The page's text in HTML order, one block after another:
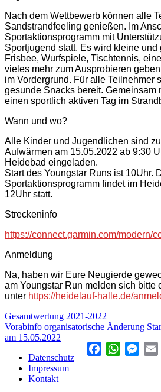
Nach dem Wettbewerb können alle
Sandstrandfeeling genießen. Im
Sportaktionsprogramm mit
Sportjugend statt. Es wird kleine
Frisbee, Wurfspiele, Tischtennis,
vieles mehr zum Ausprobieren
im Vordergrund. Für alle Teilnehmer
gesunde Snacks bereit. Gemeinsam
einen sportlich aktiven Tag im
Wann und wo?
Alle Kinder und Jugendlichen sind
Aufwärmen am 15.05.2022 ab 9:30
Heidebad eingeladen.
Start des Youngstar Runs ist 10Uhr.
Sportaktionsprogramm findet im
12Uhr statt.
Streckeninfo
https://connect.garmin.com/modern/
Anmeldung
Na, haben wir Eure Neugierde
am Youngstar Run melden sich bitte
unter https://heidelauf-halle.de/
Beitragsnavigation
Gesamtwertung 2021-2022
Vorabinfo organisatorische Änderung
am 15.05.2022
Datenschutz
Impressum
Kontakt
FacebookWhatsApp